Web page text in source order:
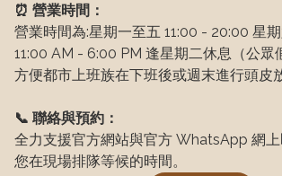
⏰ 營業時間：
營業時間為:星期一至五 11:00 - 20:00 星
11:00 AM - 6:00 PM​ 逢星期二休息（公眾
方便都市上班族在下班後或週末進行頭皮
📞 聯絡與預約：
全力支援官方網站與官方 WhatsApp 網
您在現場排隊等候的時間。